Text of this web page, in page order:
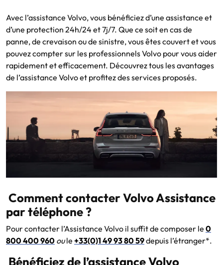
Avec l’assistance Volvo, vous bénéficiez d’une assistance et
d’une protection 24h/24 et 7j/7. Que ce soit en cas de
panne, de crevaison ou de sinistre, vous êtes couvert et vous
pouvez compter sur les professionnels Volvo pour vous aider
rapidement et efficacement. Découvrez tous les avantages
de l’assistance Volvo et profitez des services proposés.
Comment contacter Volvo Assistance
par téléphone ?
Pour contacter l’Assistance Volvo il suffit de composer le 0
800 400 960 oule +33(0)1 49 93 80 59depuis l’étranger*.
Bénéficiez de l’assistance Volvo